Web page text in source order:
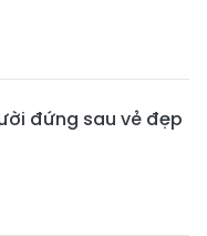
đứng sau vẻ đẹp